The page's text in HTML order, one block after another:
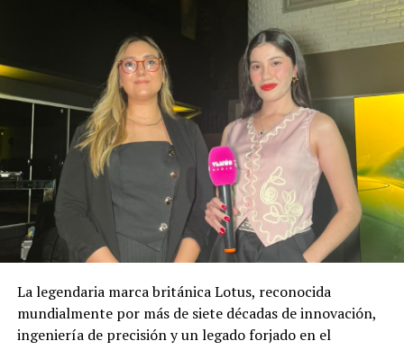
La legendaria marca británica Lotus, reconocida
mundialmente por más de siete décadas de innovación,
ingeniería de precisión y un legado forjado en el